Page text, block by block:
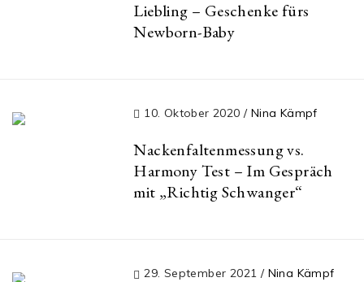
Liebling – Geschenke fürs
Newborn-Baby
10. Oktober 2020 / Nina Kämpf
Nackenfaltenmessung vs.
Harmony Test – Im Gespräch
mit „Richtig Schwanger“
29. September 2021 / Nina Kämpf